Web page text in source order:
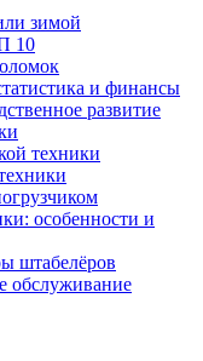
зимой
10
и финансы
развитие
техники
особенности и
штабелёров
обслуживание